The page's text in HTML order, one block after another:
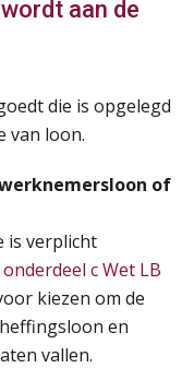
aan de
die is opgelegd
van loon.
of
is verplicht
c Wet LB
kiezen om de
en
vallen.
Summercourse Werkkostenregeling